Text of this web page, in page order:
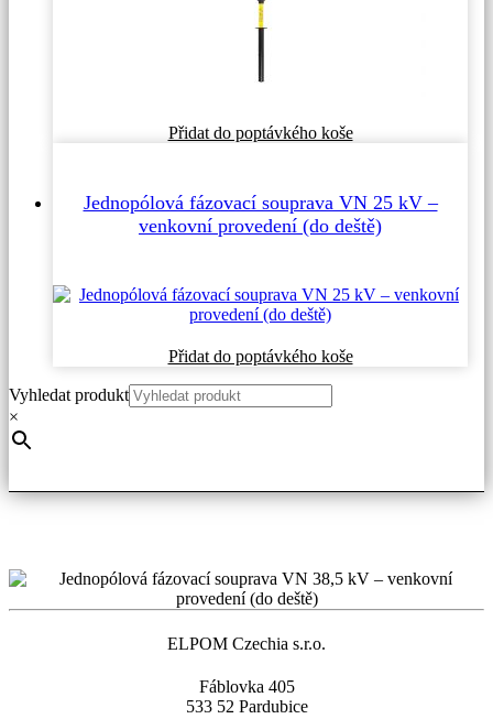
Přidat do poptávkého koše
Jednopólová fázovací souprava VN 25 kV –
venkovní provedení (do deště)
Přidat do poptávkého koše
Vyhledat produkt
×
ELPOM Czechia s.r.o.
Fáblovka 405
533 52 Pardubice